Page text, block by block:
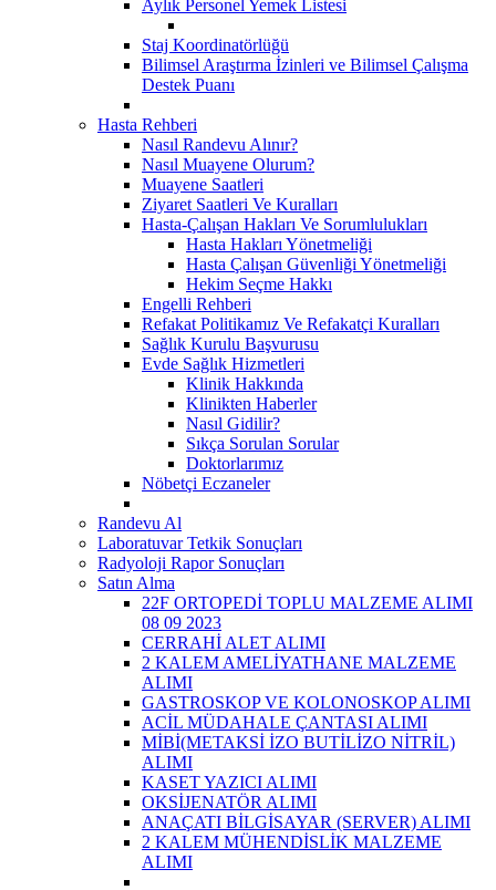
Aylık Personel Yemek Listesi
Staj Koordinatörlüğü
Bilimsel Araştırma İzinleri ve Bilimsel Çalışma
Destek Puanı
Hasta Rehberi
Nasıl Randevu Alınır?
Nasıl Muayene Olurum?
Muayene Saatleri
Ziyaret Saatleri Ve Kuralları
Hasta-Çalışan Hakları Ve Sorumlulukları
Hasta Hakları Yönetmeliği
Hasta Çalışan Güvenliği Yönetmeliği
Hekim Seçme Hakkı
Engelli Rehberi
Refakat Politikamız Ve Refakatçi Kuralları
Sağlık Kurulu Başvurusu
Evde Sağlık Hizmetleri
Klinik Hakkında
Klinikten Haberler
Nasıl Gidilir?
Sıkça Sorulan Sorular
Doktorlarımız
Nöbetçi Eczaneler
Randevu Al
Laboratuvar Tetkik Sonuçları
Radyoloji Rapor Sonuçları
Satın Alma
22F ORTOPEDİ TOPLU MALZEME ALIMI
08 09 2023
CERRAHİ ALET ALIMI
2 KALEM AMELİYATHANE MALZEME
ALIMI
GASTROSKOP VE KOLONOSKOP ALIMI
ACİL MÜDAHALE ÇANTASI ALIMI
MİBİ(METAKSİ İZO BUTİLİZO NİTRİL)
ALIMI
KASET YAZICI ALIMI
OKSİJENATÖR ALIMI
ANAÇATI BİLGİSAYAR (SERVER) ALIMI
2 KALEM MÜHENDİSLİK MALZEME
ALIMI